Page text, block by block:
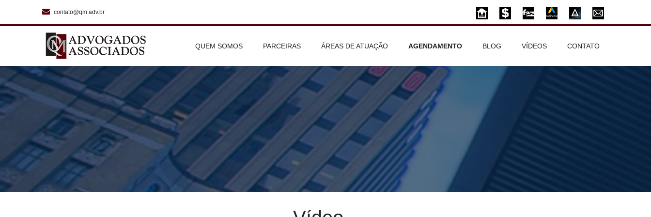
: strtotime(): Passing null to parameter #1 ($datetime) of type string is deprecated in
: strtotime(): Passing null to parameter #1 ($datetime) of type string is deprecated in /home/qm/domains/qm.adv.br/public_html/funcoes.php
contato@qm.adv.br
QUEM SOMOS PARCEIRAS ÁREAS DE ATUAÇÃO AGENDAMENTO BLOG VÍDEOS CONTATO